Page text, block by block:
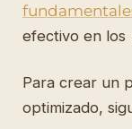
efectivo en los
Para crear un
optimizado,